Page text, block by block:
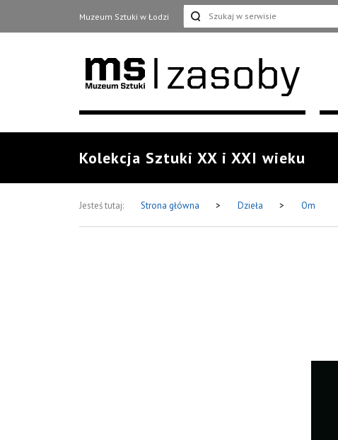
Muzeum Sztuki w Łodzi
Kolekcja Sztuki XX i XXI wieku
Jesteś tutaj: Strona główna > Dzieła > Om